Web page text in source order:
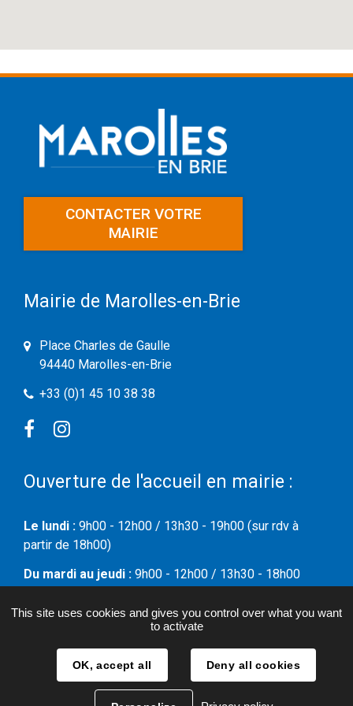
CONTACTER VOTRE
MAIRIE
Mairie de Marolles-en-Brie
Place Charles de Gaulle
94440 Marolles-en-Brie
+33 (0)1 45 10 38 38
FacebookInstagram
Ouverture de l'accueil en mairie :
Le lundi : 9h00 - 12h00 / 13h30 - 19h00 (sur rdv à
partir de 18h00)
Du mardi au jeudi : 9h00 - 12h00 / 13h30 - 18h00
09h00 - 12h00
This site uses cookies and gives you control over what you want
to activate
OK, accept all Deny all cookies